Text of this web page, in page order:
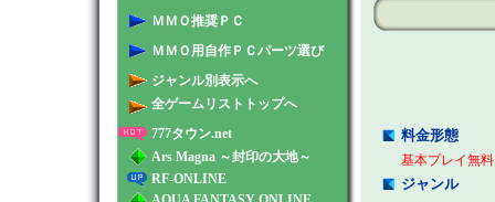
ＭＭＯ推奨ＰＣ
ＭＭＯ用自作ＰＣパーツ選び
ジャンル別表示へ
全ゲームリストトップへ
777タウン.net
Ars Magna ～封印の大地～
RF-ONLINE
料金形態
基本プレイ無
ジャンル